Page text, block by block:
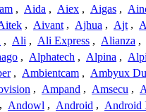
, Aida , Aiex , Aigas ,
, Aivant , Ajhua , Ajt ,
, Ali , Ali Express , Alianza ,
, Alphatech , Alpina ,
, Ambientcam , Ambyux
, Ampand , Amsecu ,
, Andowl , Android , Android